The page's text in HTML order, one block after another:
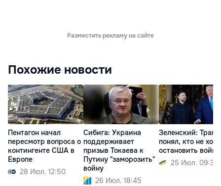
Разместить рекламу на сайте
Похожие новости
Пентагон начал
пересмотр вопроса о
контингенте США в
Европе
28 Июл. 12:50
Сибига: Украина
поддерживает
призыв Токаева к
Путину "заморозить"
войну
26 Июл. 18:45
Зеленский: Трамп
понял, кто не
остановить войну
25 Июл. 09:36